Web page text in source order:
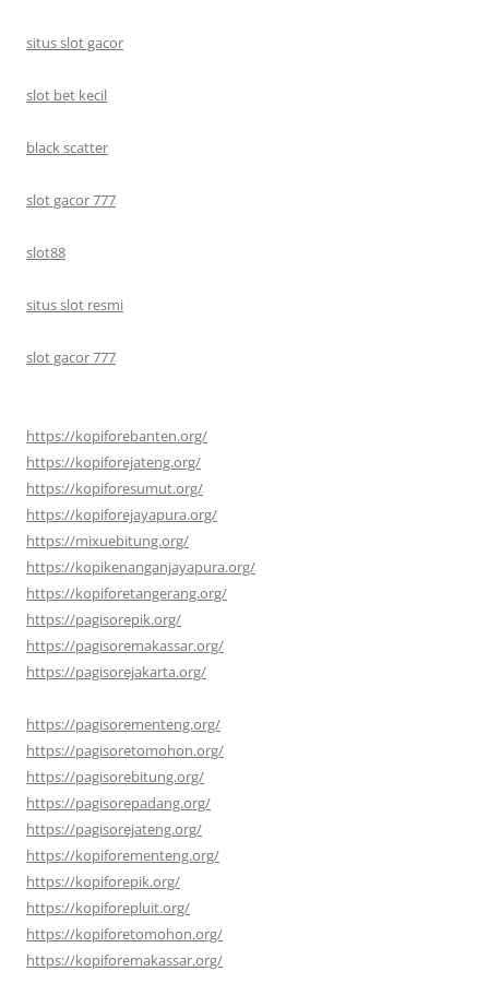
situs slot gacor
slot bet kecil
black scatter
slot gacor 777
slot88
situs slot resmi
slot gacor 777
https://kopiforebanten.org/
https://kopiforejateng.org/
https://kopiforesumut.org/
https://kopiforejayapura.org/
https://mixuebitung.org/
https://kopikenanganjayapura.org/
https://kopiforetangerang.org/
https://pagisorepik.org/
https://pagisoremakassar.org/
https://pagisorejakarta.org/
https://pagisorementeng.org/
https://pagisoretomohon.org/
https://pagisorebitung.org/
https://pagisorepadang.org/
https://pagisorejateng.org/
https://kopiforementeng.org/
https://kopiforepik.org/
https://kopiforepluit.org/
https://kopiforetomohon.org/
https://kopiforemakassar.org/